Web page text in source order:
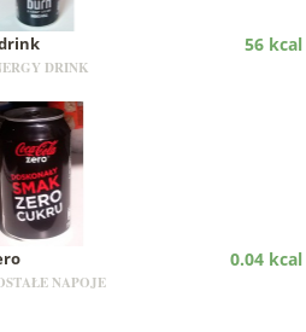
56 kcal
DRINK
0.04 kcal
NAPOJE